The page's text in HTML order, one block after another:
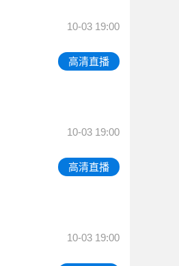
10-03 19:00
高清直播
10-03 19:00
高清直播
10-03 19:00